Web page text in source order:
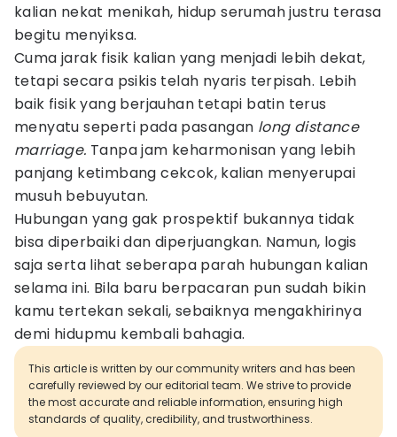
kalian nekat menikah, hidup serumah justru terasa
begitu menyiksa.
Cuma jarak fisik kalian yang menjadi lebih dekat,
tetapi secara psikis telah nyaris terpisah. Lebih
baik fisik yang berjauhan tetapi batin terus
menyatu seperti pada pasangan long distance
marriage. Tanpa jam keharmonisan yang lebih
panjang ketimbang cekcok, kalian menyerupai
musuh bebuyutan.
Hubungan yang gak prospektif bukannya tidak
bisa diperbaiki dan diperjuangkan. Namun, logis
saja serta lihat seberapa parah hubungan kalian
selama ini. Bila baru berpacaran pun sudah bikin
kamu tertekan sekali, sebaiknya mengakhirinya
demi hidupmu kembali bahagia.
This article is written by our community writers and has been
carefully reviewed by our editorial team. We strive to provide
the most accurate and reliable information, ensuring high
standards of quality, credibility, and trustworthiness.